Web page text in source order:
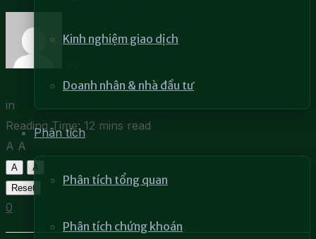
Kinh nghiệm giao dịch
Doanh nhân & nhà đầu tư
Phân tích
Phân tích tổng quan
Phân tích chứng khoán
9 Tháng 5, 2023
in
Kiến thức tiền tệ
Reading Time: 12 mins read
A A
A
A
Reset
0